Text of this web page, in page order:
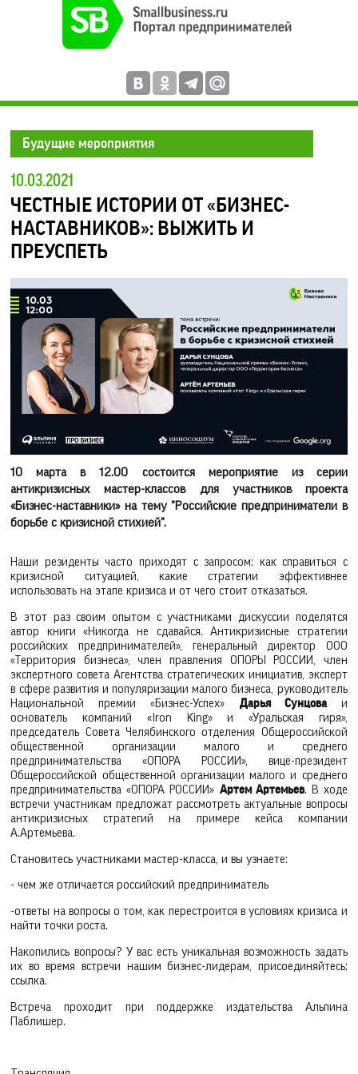
Будущие мероприятия
10.03.2021
ЧЕСТНЫЕ ИСТОРИИ ОТ «БИЗНЕС-
НАСТАВНИКОВ»: ВЫЖИТЬ И
ПРЕУСПЕТЬ
10 марта в 12.00 состоится мероприятие из серии
антикризисных мастер-классов для участников проекта
«Бизнес-наставники» на тему "Российские предприниматели в
борьбе с кризисной стихией".
Наши резиденты часто приходят с запросом: как справиться с
кризисной ситуацией, какие стратегии эффективнее
использовать на этапе кризиса и от чего стоит отказаться.
В этот раз своим опытом с участниками дискуссии поделятся
автор книги «Никогда не сдавайся. Антикризисные стратегии
российских предпринимателей», генеральный директор ООО
«Территория бизнеса», член правления ОПОРЫ РОССИИ, член
экспертного совета Агентства стратегических инициатив, эксперт
в сфере развития и популяризации малого бизнеса, руководитель
Национальной премии «Бизнес-Успех» Дарья Сунцоваи
основатель компаний «Iron King» и «Уральская гиря»,
председатель Совета Челябинского отделения Общероссийской
общественной организации малого и среднего
предпринимательства «ОПОРА РОССИИ», вице-президент
Общероссийской общественной организации малого и среднего
предпринимательства «ОПОРА РОССИИ» Артем Артемьев. В ходе
встречи участникам предложат рассмотреть актуальные вопросы
антикризисных стратегий на примере кейса компании
А.Артемьева.
Становитесь участниками мастер-класса, и вы узнаете:
- чем же отличается российский предприниматель
-ответы на вопросы о том, как перестроится в условиях кризиса и
найти точки роста.
Накопились вопросы? У вас есть уникальная возможность задать
их во время встречи нашим бизнес-лидерам, присоединяйтесь:
ссылка.
Встреча проходит при поддержке издательства Альпина
Паблишер.